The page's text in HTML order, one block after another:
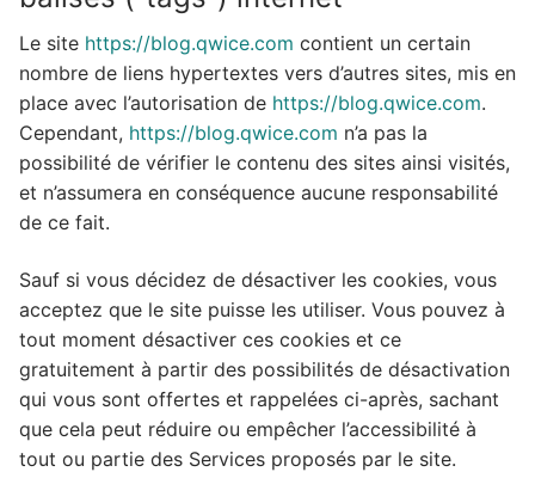
Le site https://blog.qwice.com contient un certain
nombre de liens hypertextes vers d’autres sites, mis en
place avec l’autorisation de https://blog.qwice.com.
Cependant, https://blog.qwice.com n’a pas la
possibilité de vérifier le contenu des sites ainsi visités,
et n’assumera en conséquence aucune responsabilité
de ce fait.
Sauf si vous décidez de désactiver les cookies, vous
acceptez que le site puisse les utiliser. Vous pouvez à
tout moment désactiver ces cookies et ce
gratuitement à partir des possibilités de désactivation
qui vous sont offertes et rappelées ci-après, sachant
que cela peut réduire ou empêcher l’accessibilité à
tout ou partie des Services proposés par le site.